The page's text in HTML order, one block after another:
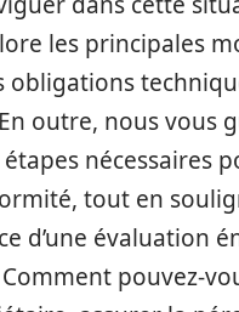
les principales
obligations
outre, nous vous
nécessaires
tout en
d’une évaluation
pouvez-